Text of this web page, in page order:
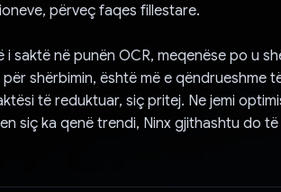
përveç faqes fillestare.
i saktë në punën OCR, meqenëse po u
shërbimin, është më e qëndrueshme
të reduktuar, siç pritej. Ne jemi
siç ka qenë trendi, Ninx gjithashtu do